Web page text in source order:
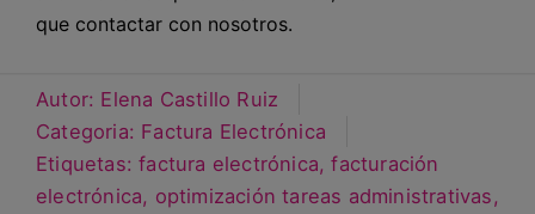
que contactar con nosotros.
Autor: Elena Castillo Ruiz
Categoria: Factura Electrónica
Etiquetas: factura electrónica,facturación
electrónica, optimización tareas administrativas ,